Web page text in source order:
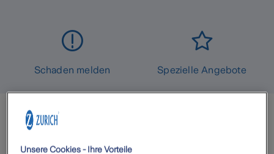
Schaden melden Spezielle Angebote
Kontaktieren Sie uns in
Bruchköbel
Unsere Cookies - Ihre Vorteile